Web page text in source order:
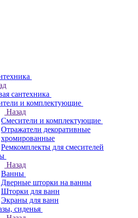
сантехника
и комплектующие
Назад
Смесители и комплектующие
Отражатели декоративные
хромированные
Ремкомплекты для смесителей
Назад
Ванны
Дверные шторки на ванны
Шторки для ванн
Экраны для ванн
сиденья